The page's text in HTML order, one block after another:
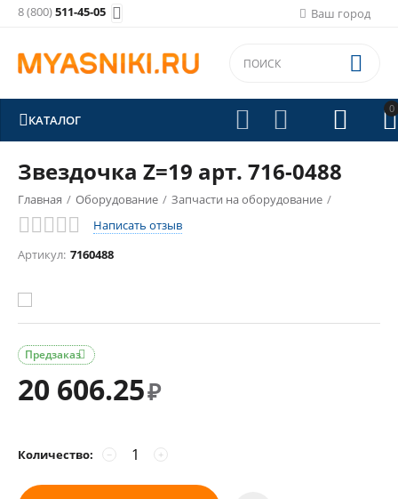
Ваш город
8 (800)511-45-05 
0


 

КАТАЛОГ
Звездочка Z=19 арт. 716-0488
Главная / Оборудование / Запчасти на оборудование /
Запчасти на Maja /
Написать отзыв
Артикул: 7160488

Предзаказ
20 606.25₽
Количество: +
−